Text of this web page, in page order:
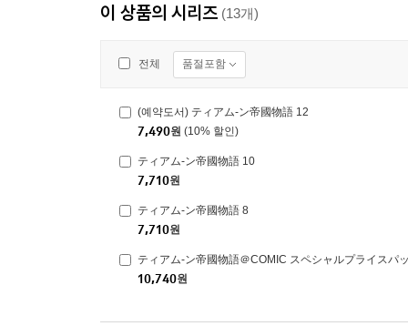
이 상품의 시리즈 (13개)
전체 품절포함
(예약도서) ティアム-ン帝國物語 12
7,490원 (10% 할인)
ティアム-ン帝國物語 10
7,710원
ティアム-ン帝國物語 8
7,710원
ティアム-ン帝國物語＠COMIC スペシャルプライスパ
10,740원